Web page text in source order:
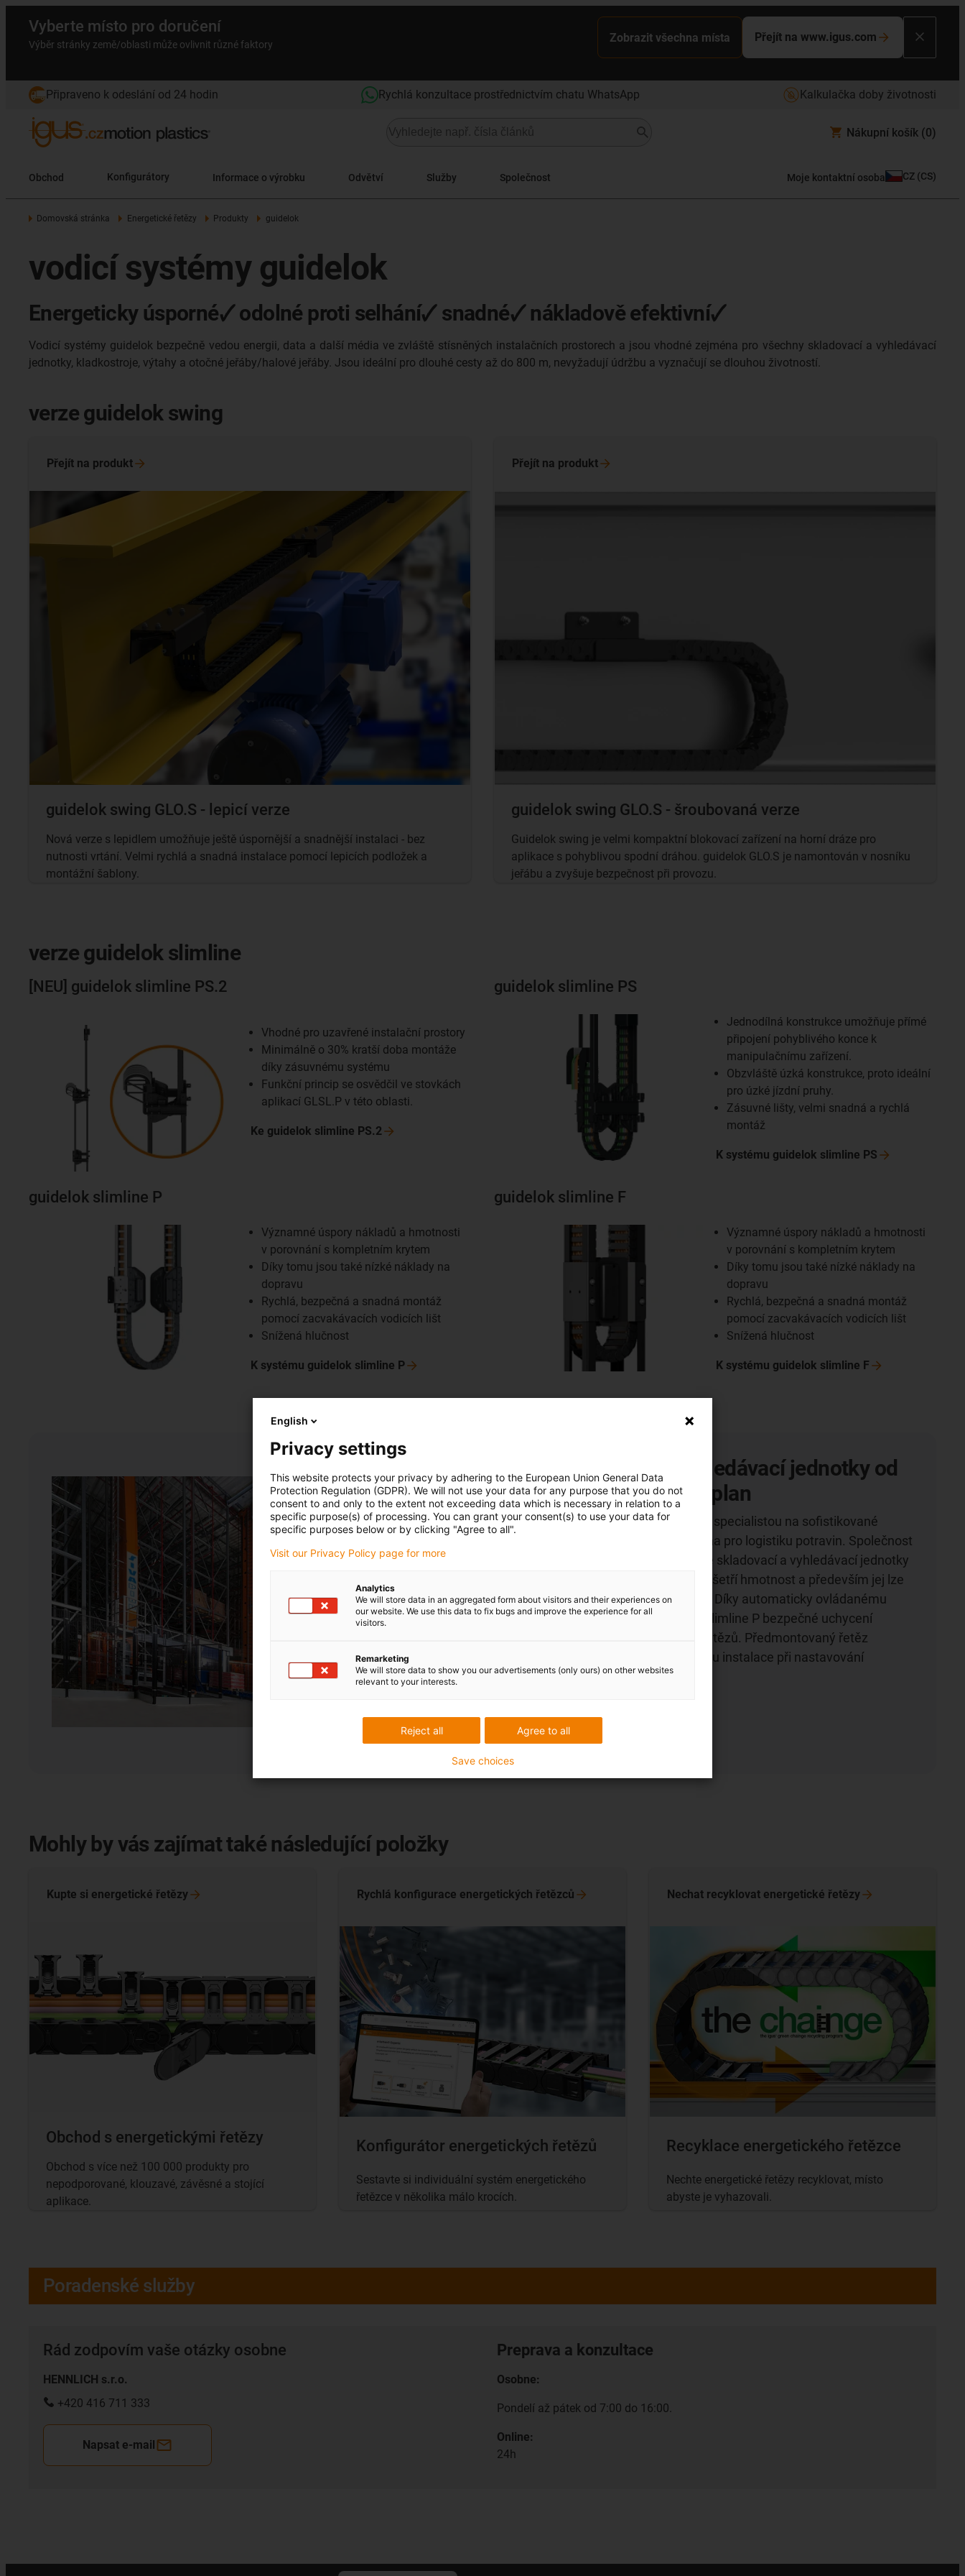
Vyberte místo pro doručení
Výběr stránky země/oblasti může ovlivnit různé faktory
Zobrazit všechna místa Přejít na www.igus.com
Připraveno k odeslání od 24 hodin Rychlá konzultace prostřednictvím chatu WhatsApp Kalkulačka doby životnosti
Nákupní košík (0)
Obchod Konfigurátory Informace o výrobku Odvětví Služby Společnost Moje kontaktní osoba CZ (CS)
Domovská stránka Energetické řetězy Produkty guidelok
vodicí systémy guidelok
Energeticky úsporné🗸 odolné proti selhání🗸 snadné🗸 nákladově efektivní🗸
Vodicí systémy guidelok bezpečně vedou energii, data a další média ve zvláště stísněných instalačních prostorech a jsou vhodné zejména pro všechny skladovací a vyhledávací
jednotky, kladkostroje, výtahy a otočné jeřáby/halové jeřáby. Jsou ideální pro dlouhé cesty až do 800 m, nevyžadují údržbu a vyznačují se dlouhou životností.
verze guidelok swing
guidelok swing GLO.S - lepicí verze
Nová verze s lepidlem umožňuje ještě úspornější a snadnější instalaci - bez
nutnosti vrtání. Velmi rychlá a snadná instalace pomocí lepicích podložek a
montážní šablony.
Přejít na produkt
guidelok swing GLO.S - šroubovaná verze
Guidelok swing je velmi kompaktní blokovací zařízení na horní dráze pro
aplikace s pohyblivou spodní dráhou. guidelok GLO.S je namontován v nosníku
jeřábu a zvyšuje bezpečnost při provozu.
Přejít na produkt
verze guidelok slimline
[NEU] guidelok slimline PS.2
Vhodné pro uzavřené instalační prostory
Minimálně o 30% kratší doba montáže
díky zásuvnému systému
Funkční princip se osvědčil ve stovkách
aplikací GLSL.P v této oblasti.
Ke guidelok slimline PS.2
guidelok slimline PS
Jednodílná konstrukce umožňuje přímé
připojení pohyblivého konce k
manipulačnímu zařízení.
Obzvláště úzká konstrukce, proto ideální
pro úzké jízdní pruhy.
Zásuvné lišty, velmi snadná a rychlá
montáž
K systému guidelok slimline PS
guidelok slimline P
Významné úspory nákladů a hmotnosti
v porovnání s kompletním krytem
Díky tomu jsou také nízké náklady na
dopravu
Rychlá, bezpečná a snadná montáž
pomocí zacvakávacích vodicích lišt
Snížená hlučnost
K systému guidelok slimline P
guidelok slimline F
Významné úspory nákladů a hmotnosti
v porovnání s kompletním krytem
Díky tomu jsou také nízké náklady na
dopravu
Rychlá, bezpečná a snadná montáž
pomocí zacvakávacích vodicích lišt
Snížená hlučnost
K systému guidelok slimline F
Skladovací a vyhledávací jednotky od
společnosti SIVAplan
SIVAplan GmbH & Co. KG je specialistou na sofistikované
skladovací systémy, zejména pro logistiku potravin. Společnost
SIVAplan otestovala pro své skladovací a vyhledávací jednotky
systém napájení igus, který šetří hmotnost a především jej lze
instalovat mnohem rychleji. Díky automaticky ovládanému
vahadlu zaručuje guidelok slimline P bezpečné uchycení
závěsných energetických řetězů. Předmontovaný řetěz
pomáhá obsluze zkrátit dobu instalace při nastavování
jednotek SRU.
Více informací
Mohly by vás zajímat také následující položky
Obchod s energetickými řetězy
Obchod s více než 100 000 produkty pro
nepodporované, klouzavé, závěsné a stojící
aplikace.
Kupte si energetické řetězy
Konfigurátor energetických řetězů
Sestavte si individuální systém energetického
řetězce v několika málo krocích.
Rychlá konfigurace energetických řetězců
Recyklace energetického řetězce
Nechte energetické řetězy recyklovat, místo
abyste je vyhazovali.
Nechat recyklovat energetické řetězy
Poradenské služby
Rád zodpovím vaše otázky osobne
HENNLICH s.r.o.
+420 416 711 333
Napsat e-mail
Preprava a konzultace
Osobne:
Pondelí až pátek od 7:00 do 16:00.
Online:
24h
English
Privacy settings
This website protects your privacy by adhering to the European Union General Data
Protection Regulation (GDPR). We will not use your data for any purpose that you do not
consent to and only to the extent not exceeding data which is necessary in relation to a
specific purpose(s) of processing. You can grant your consent(s) to use your data for
specific purposes below or by clicking "Agree to all".
Visit our Privacy Policy page for more
Analytics
We will store data in an aggregated form about visitors and their experiences on
our website. We use this data to fix bugs and improve the experience for all
visitors.
Remarketing
We will store data to show you our advertisements (only ours) on other websites
relevant to your interests.
Agree to all
Reject all
Save choices